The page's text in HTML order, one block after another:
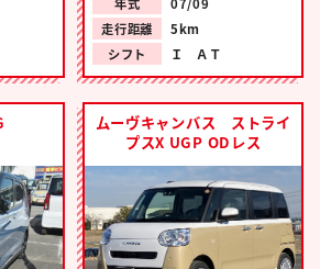
走行距離
5km
シフト
Ｉ ＡＴ
ムーヴキャンバス ストライ
プスX UGP ODレス